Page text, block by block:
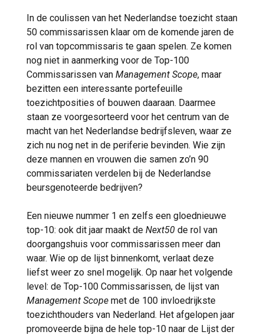
In de coulissen van het Nederlandse toezicht staan
50 commissarissen klaar om de komende jaren de
rol van topcommissaris te gaan spelen. Ze komen
nog niet in aanmerking voor de Top-100
Commissarissen van Management Scope, maar
bezitten een interessante portefeuille
toezichtposities of bouwen daaraan. Daarmee
staan ze voorgesorteerd voor het centrum van de
macht van het Nederlandse bedrijfsleven, waar ze
zich nu nog net in de periferie bevinden. Wie zijn
deze mannen en vrouwen die samen zo’n 90
commissariaten verdelen bij de Nederlandse
beursgenoteerde bedrijven?
Een nieuwe nummer 1 en zelfs een gloednieuwe
top-10: ook dit jaar maakt de Next50 de rol van
doorgangshuis voor commissarissen meer dan
waar. Wie op de lijst binnenkomt, verlaat deze
liefst weer zo snel mogelijk. Op naar het volgende
level: de Top-100 Commissarissen, de lijst van
Management Scope met de 100 invloedrijkste
toezichthouders van Nederland. Het afgelopen jaar
promoveerde bijna de hele top-10 naar de Lijst der